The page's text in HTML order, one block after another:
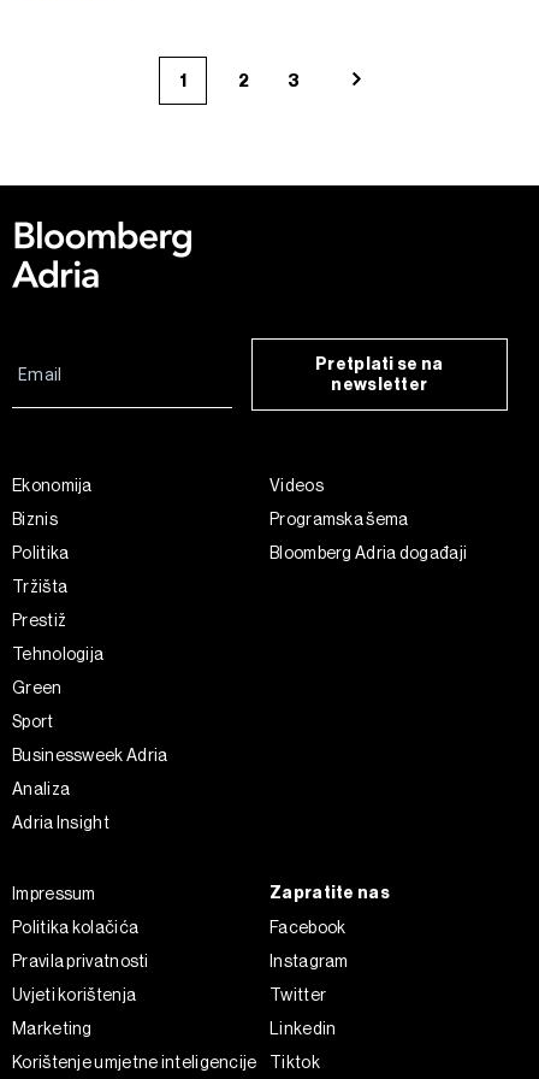
1 2 3
Pretplati se na
newsletter
Ekonomija
Biznis
Politika
Tržišta
Prestiž
Tehnologija
Green
Sport
Businessweek Adria
Analiza
Adria Insight
Videos
Programska šema
Bloomberg Adria događaji
Impressum
Politika kolačića
Pravila privatnosti
Uvjeti korištenja
Marketing
Korištenje umjetne inteligencije
Zapratite nas
Facebook
Instagram
Twitter
Linkedin
Tiktok